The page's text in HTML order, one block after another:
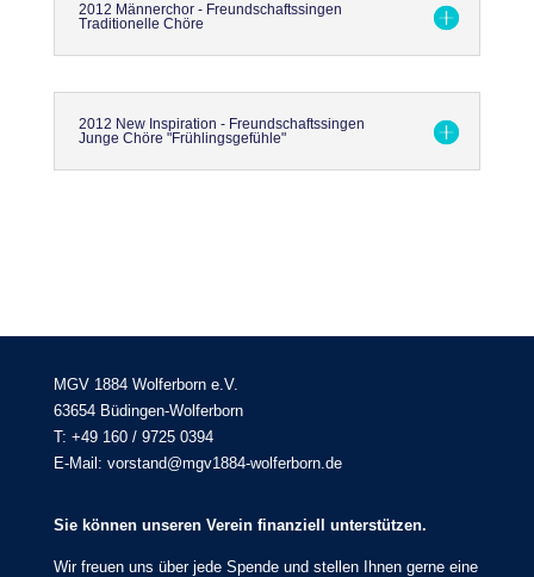
2012 Männerchor - Freundschaftssingen
Traditionelle Chöre
2012 New Inspiration - Freundschaftssingen
Junge Chöre "Frühlingsgefühle"
MGV 1884 Wolferborn e.V.
63654 Büdingen-Wolferborn
T: +49 160 / 9725 0394
E-Mail: vorstand@mgv1884-wolferborn.de
Sie können unseren Verein finanziell unterstützen.
Wir freuen uns über jede Spende und stellen Ihnen gerne eine